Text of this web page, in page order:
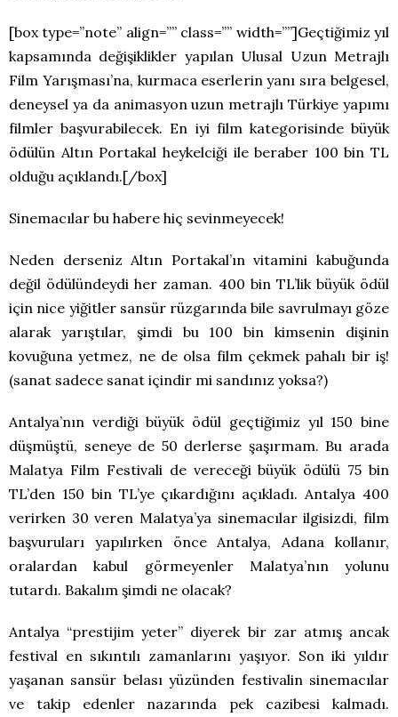
[box type=”note” align=”” class=”” width=””]Geçtiğimiz yıl
kapsamında değişiklikler yapılan Ulusal Uzun Metrajlı
Film Yarışması’na, kurmaca eserlerin yanı sıra belgesel,
deneysel ya da animasyon uzun metrajlı Türkiye yapımı
filmler başvurabilecek. En iyi film kategorisinde büyük
ödülün Altın Portakal heykelciği ile beraber 100 bin TL
olduğu açıklandı.[/box]
Sinemacılar bu habere hiç sevinmeyecek!
Neden derseniz Altın Portakal’ın vitamini kabuğunda
değil ödülündeydi her zaman. 400 bin TL’lik büyük ödül
için nice yiğitler sansür rüzgarında bile savrulmayı göze
alarak yarıştılar, şimdi bu 100 bin kimsenin dişinin
kovuğuna yetmez, ne de olsa film çekmek pahalı bir iş!
(sanat sadece sanat içindir mi sandınız yoksa?)
Antalya’nın verdiği büyük ödül geçtiğimiz yıl 150 bine
düşmüştü, seneye de 50 derlerse şaşırmam. Bu arada
Malatya Film Festivali de vereceği büyük ödülü 75 bin
TL’den 150 bin TL’ye çıkardığını açıkladı. Antalya 400
verirken 30 veren Malatya’ya sinemacılar ilgisizdi, film
başvuruları yapılırken önce Antalya, Adana kollanır,
oralardan kabul görmeyenler Malatya’nın yolunu
tutardı. Bakalım şimdi ne olacak?
Antalya “prestijim yeter” diyerek bir zar atmış ancak
festival en sıkıntılı zamanlarını yaşıyor. Son iki yıldır
yaşanan sansür belası yüzünden festivalin sinemacılar
ve takip edenler nazarında pek cazibesi kalmadı.